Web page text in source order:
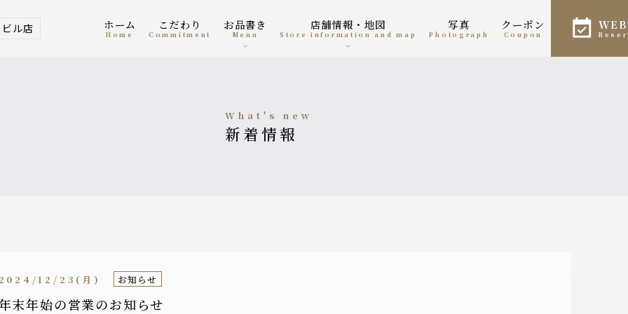
ル店 ホーム
home
こだわり
Commitment
お品書き
menu
店舗情報・地図
Store information and map
写真
photograph
クーポン
coupon
what's new
新着情報
末年始の営業のお知らせ
12/23(月) お知らせ